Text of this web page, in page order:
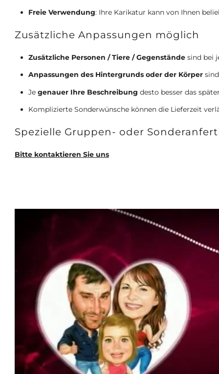
Freie Verwendung: Ihre Karikatur kann von Ihnen
Zusätzliche Anpassungen möglich
Zusätzliche Personen / Tiere / Gegenstände sind bei
Anpassungen des Hintergrunds oder der Körper
Jegenauer Ihre Beschreibung desto besser das
Komplizierte Sonderwünsche können die Lieferzeit
Spezielle Gruppen- oder
Bitte kontaktieren Sie uns